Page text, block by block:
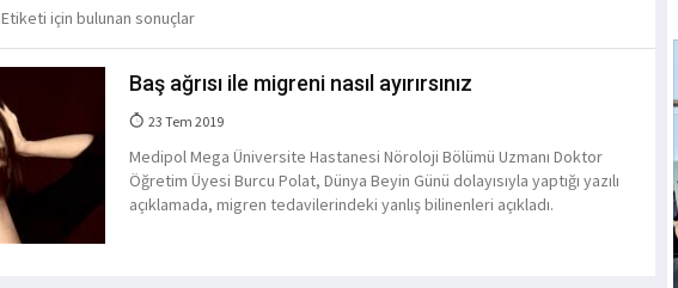
Etiketi için bulunan sonuçlar
Baş ağrısı ile migreni nasıl ayırırsınız
23 Tem 2019
Medipol Mega Üniversite Hastanesi Nöroloji Bölümü Uzmanı Doktor
Öğretim Üyesi Burcu Polat, Dünya Beyin Günü dolayısıyla yaptığı yazılı
açıklamada, migren tedavilerindeki yanlış bilinenleri açıkladı.